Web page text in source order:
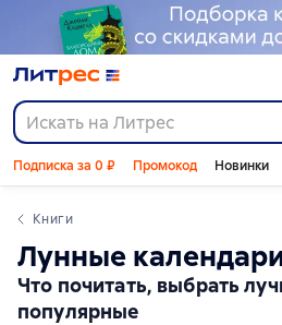
Подписка за 0 ₽ Промокод Новинки
Книги
лунные
Что почитать, выбрать
популярные